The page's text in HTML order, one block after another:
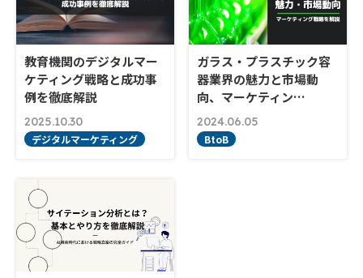
教育機関のデジタルマー
ケティング戦略と成功事
例を徹底解説
2025.10.30
デジタルマーケティング
ガラス・プラスチック容
器業界の魅力と市場動
向、マーケティン…
2024.06.05
BtoB